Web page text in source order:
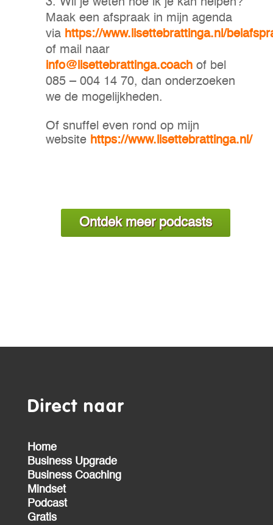
Wil je weten hoe ik je kan helpen?
Maak een afspraak in mijn agenda
via https://www.lisettebrattinga.nl/
of mail naar
info@lisettebrattinga.coachof bel
085 – 004 14 70, dan onderzoeken
we de mogelijkheden.
Of snuffel even rond op mijn
website https://www.lisettebrattinga.nl/
Ontdek meer podcasts
Direct naar
Home
Business Upgrade
Business Coaching
Mindset
Podcast
Gratis